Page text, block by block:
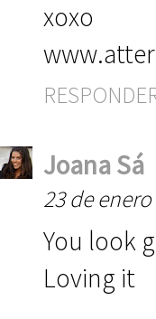
xoxo
Joana Sá
23 de
You look
Loving it